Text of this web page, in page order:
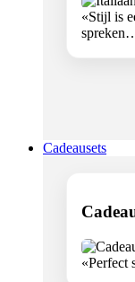
«Stijl is
Cadeausets
«Perfect